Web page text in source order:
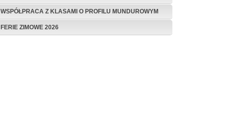
WSPÓŁPRACA Z KLASAMI O PROFILU MUNDUROWYM
FERIE ZIMOWE 2026